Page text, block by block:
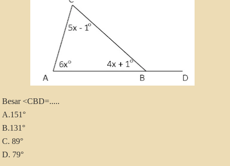
Besar <CBD=.....
A.151°
B.131°
C. 89°
D. 79°